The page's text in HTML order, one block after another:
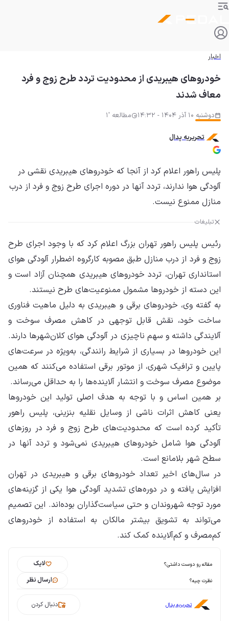
اخبار
خودروهای هیبریدی از محدودیت تردد طرح زوج و فرد
معاف شدند
دوشنبه 10 آذر 1404 - 14:32 مطالعه '1
تحریریه پدال
پلیس راهور اعلام کرد از آنجا که خودروهای هیبریدی نقشی در
آلودگی هوا ندارند، تردد آنها در دوره اجرای طرح زوج و فرد از درب
منازل ممنوع نیست.
تبلیغات
رئیس پلیس راهور تهران بزرگ اعلام کرد که با وجود اجرای طرح
زوج و فرد از درب منازل طبق مصوبه کارگروه اضطرار آلودگی هوای
استانداری تهران، تردد خودروهای هیبریدی همچنان آزاد است و
این دسته از خودروها مشمول ممنوعیت‌های طرح نیستند.
به گفته وی، خودروهای برقی و هیبریدی به دلیل ماهیت فناوری
ساخت خود، نقش قابل توجهی در کاهش مصرف سوخت و
آلایندگی داشته و سهم ناچیزی در آلودگی هوای کلان‌شهرها دارند.
این خودروها در بسیاری از شرایط رانندگی، به‌ویژه در سرعت‌های
پایین و ترافیک شهری، از موتور برقی استفاده می‌کنند که همین
موضوع مصرف سوخت و انتشار آلاینده‌ها را به حداقل می‌رساند.
بر همین اساس و با توجه به هدف اصلی تولید این خودروها
یعنی کاهش اثرات ناشی از وسایل نقلیه بنزینی، پلیس راهور
تأکید کرده است که محدودیت‌های طرح زوج و فرد در روزهای
آلودگی هوا شامل خودروهای هیبریدی نمی‌شود و تردد آنها در
سطح شهر بلامانع است.
در سال‌های اخیر تعداد خودروهای برقی و هیبریدی در تهران
افزایش یافته و در دوره‌های تشدید آلودگی هوا یکی از گزینه‌های
مورد توجه شهروندان و حتی سیاست‌گذاران بوده‌اند. این تصمیم
می‌تواند به تشویق بیشتر مالکان به استفاده از خودروهای
کم‌مصرف و کم‌آلاینده کمک کند.
مقاله رو دوست داشتی؟ لایک
نظرت چیه؟ ارسال نظر
تحریریه پدال دنبال کردن